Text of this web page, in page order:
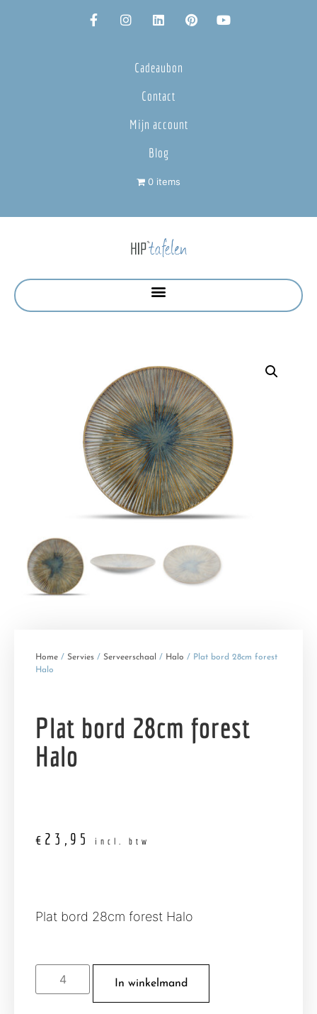
Cadeaubon
Contact
Mijn account
Blog
0 items
Home / Servies / Serveerschaal / Halo / Plat bord 28cm forest
Halo
Plat bord 28cm forest
Halo
€ 23,95 incl. btw
Plat bord 28cm forest Halo
In winkelmand